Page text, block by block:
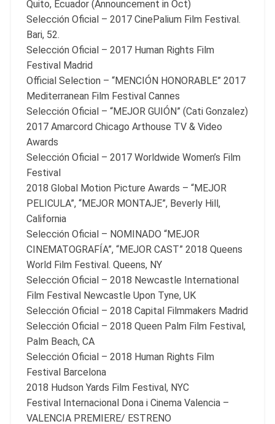
Quito, Ecuador (Announcement in Oct)
Selección Oficial – 2017 CinePalium Film Festival.
Bari, 52.
Selección Oficial – 2017 Human Rights Film
Festival Madrid
Official Selection – “MENCIÓN HONORABLE” 2017
Mediterranean Film Festival Cannes
Selección Oficial – “MEJOR GUIÓN” (Cati Gonzalez)
2017 Amarcord Chicago Arthouse TV & Video
Awards
Selección Oficial – 2017 Worldwide Women’s Film
Festival
2018 Global Motion Picture Awards – “MEJOR
PELICULA”, “MEJOR MONTAJE”, Beverly Hill,
California
Selección Oficial – NOMINADO “MEJOR
CINEMATOGRAFÍA”, “MEJOR CAST” 2018 Queens
World Film Festival. Queens, NY
Selección Oficial – 2018 Newcastle International
Film Festival Newcastle Upon Tyne, UK
Selección Oficial – 2018 Capital Filmmakers Madrid
Selección Oficial – 2018 Queen Palm Film Festival,
Palm Beach, CA
Selección Oficial – 2018 Human Rights Film
Festival Barcelona
2018 Hudson Yards Film Festival, NYC
Festival Internacional Dona i Cinema Valencia –
VALENCIA PREMIERE/ ESTRENO